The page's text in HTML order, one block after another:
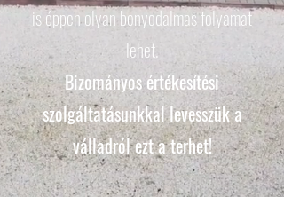
is éppen olyan bonyodalmas folyamat
lehet.
Bizományos értékesítési
szolgáltatásunkkal levesszük a
válladról ezt a terhet!